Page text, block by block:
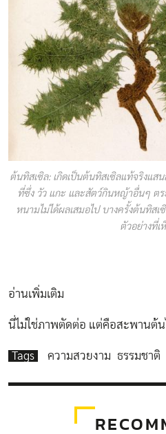
ต้นทิสเซิล: เกิดเป็นต้นทิสเซิลแท้จริงแ
ที่ซึ่ง วัว แกะ และสัตว์กินหญ้าอื่นๆ ต
หนามไม่ได้ผลเสมอไป บางครั้งต้นทิสเ
ตัวอย่างที่เ
อ่านเพิ่มเติม
นี่ไม่ใช่ภาพตัดต่อ แต่คือสะพานต้น
Tags ความสวยงาม ธรรมชาติ